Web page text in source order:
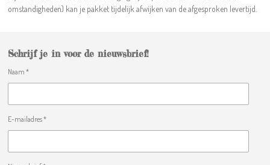
omstandigheden) kan je pakket tijdelijk afwijken van de afgesproken levertijd.
Schrijf je in voor de nieuwsbrief!
Naam *
E-mailadres *